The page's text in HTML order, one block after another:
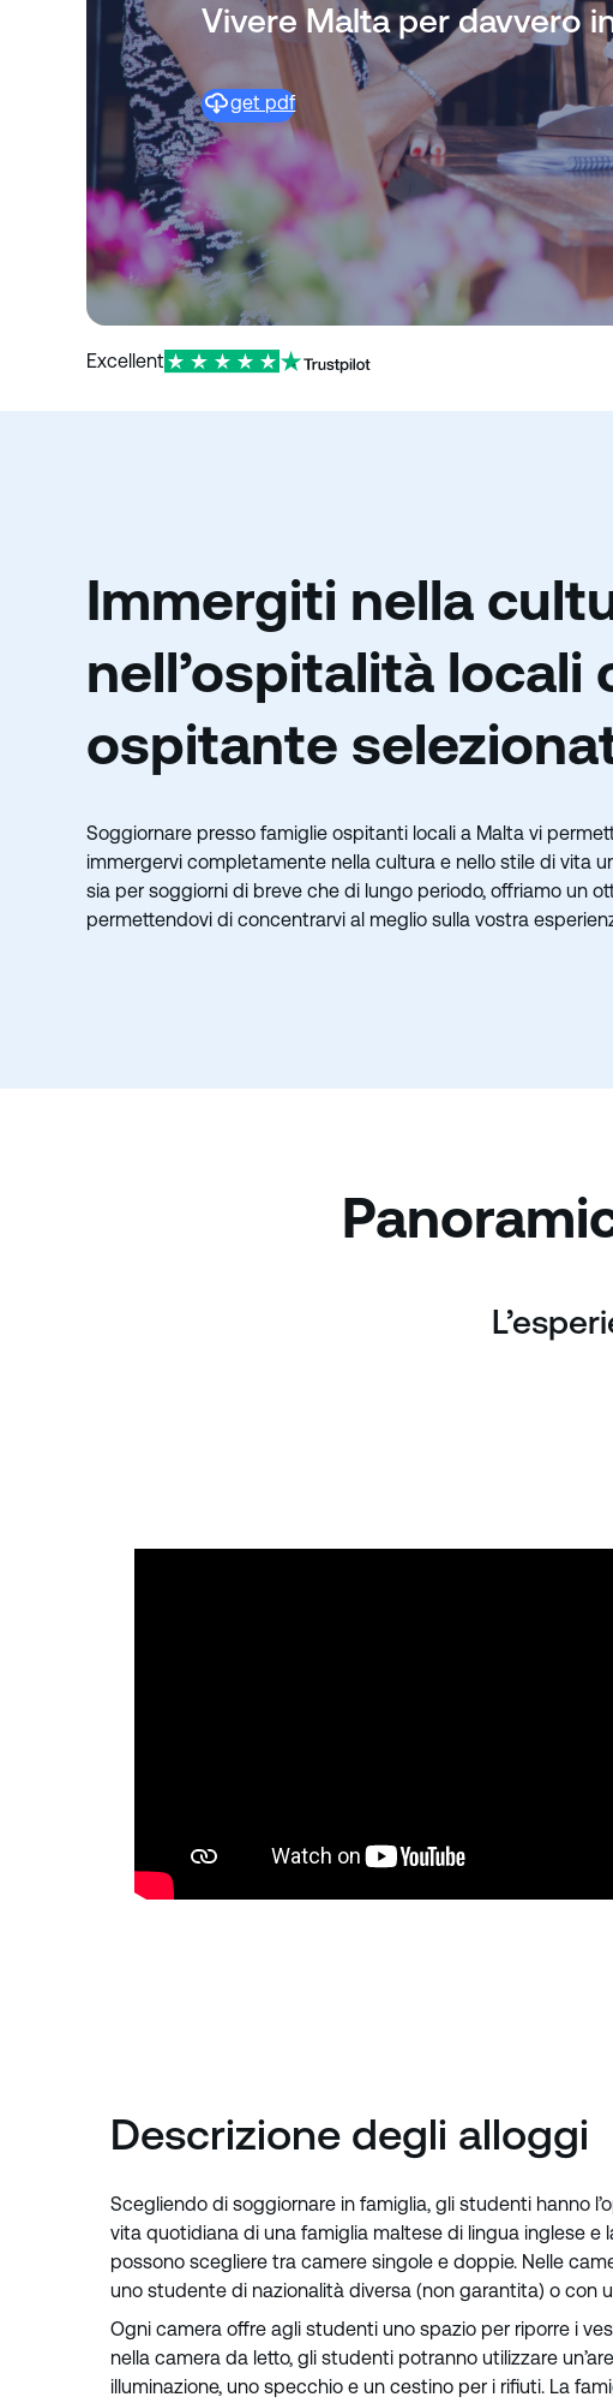
Vivere Malta per davvero
get pdf
Excellent
Immergiti nella
nell’ospitalità locali
ospitante
Soggiornare presso famiglie ospitanti locali a Malta vi
immergervi completamente nella cultura e nello stile di vita
sia per soggiorni di breve che di lungo periodo, offriamo un
permettendovi di concentrarvi al meglio sulla vostra
Descrizione degli alloggi
Scegliendo di soggiornare in famiglia, gli studenti hanno
vita quotidiana di una famiglia maltese di lingua inglese
possono scegliere tra camere singole e doppie. Nelle
uno studente di nazionalità diversa (non garantita) o con
Ogni camera offre agli studenti uno spazio per riporre i
nella camera da letto, gli studenti potranno utilizzare
illuminazione, uno specchio e un cestino per i rifiuti. La